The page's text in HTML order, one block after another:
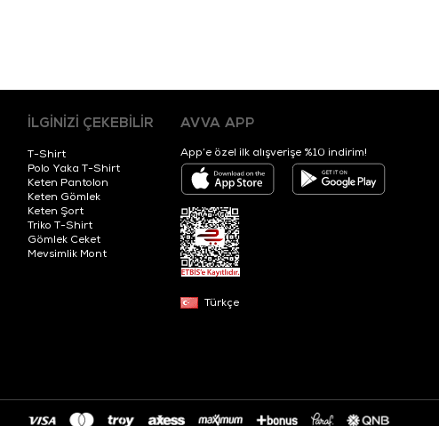
İLGİNİZİ ÇEKEBİLİR
T-Shirt
Polo Yaka T-Shirt
Keten Pantolon
Keten Gömlek
Keten Şort
Triko T-Shirt
Gömlek Ceket
Mevsimlik Mont
AVVA APP
App’e özel ilk alışverişe %10 indirim!
Türkçe